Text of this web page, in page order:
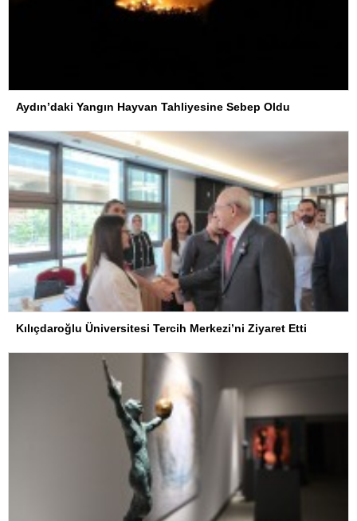
Aydın’daki Yangın Hayvan Tahliyesine Sebep Oldu
Kılıçdaroğlu Üniversitesi Tercih Merkezi’ni Ziyaret Etti